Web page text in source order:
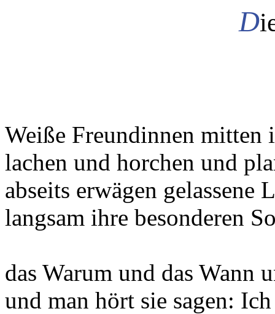
D
Weiße Freundinnen mitten
lachen und horchen und
abseits erwägen gelassene
langsam ihre besonderen
das Warum und das Wann
und man hört sie sagen: